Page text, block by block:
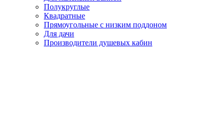
Полукруглые
Квадратные
Прямоугольные с низким поддоном
Для дачи
Производители душевых кабин